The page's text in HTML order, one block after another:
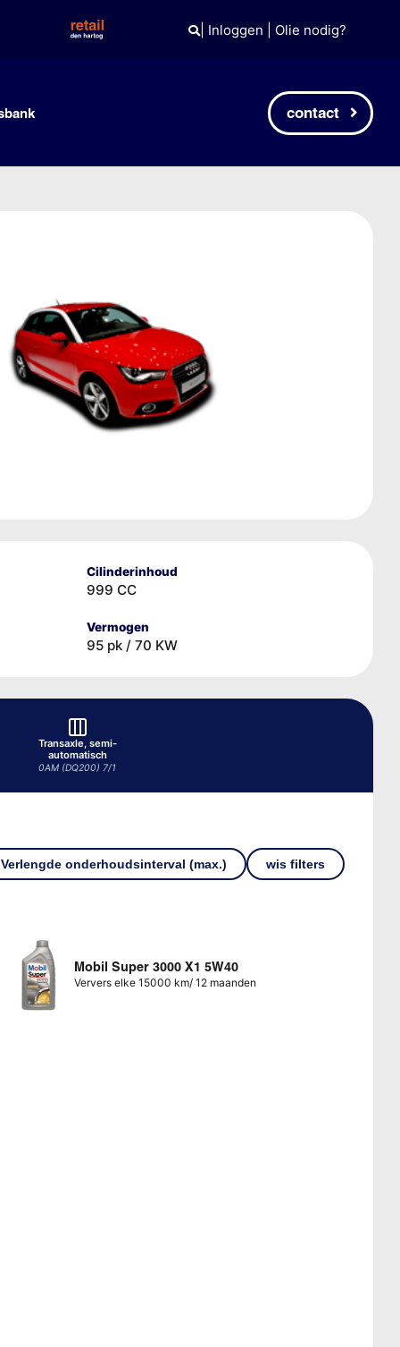
| Inloggen Olie nodig?
contact
Cilinderinhoud
999 CC
Vermogen
95 pk / 70 KW
Transaxle, semi-
automatisch
0AM (DQ200) 7/1
Verlengde onderhoudsinterval (max.) wis filters
Mobil Super 3000 X1 5W40
Ververs elke 15000 km/ 12 maanden